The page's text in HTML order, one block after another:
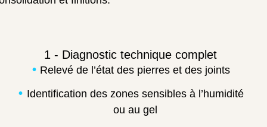
1 - Diagnostic technique complet
Relevé de l’état des pierres et des joints
Identification des zones sensibles à l’humidité
ou au gel